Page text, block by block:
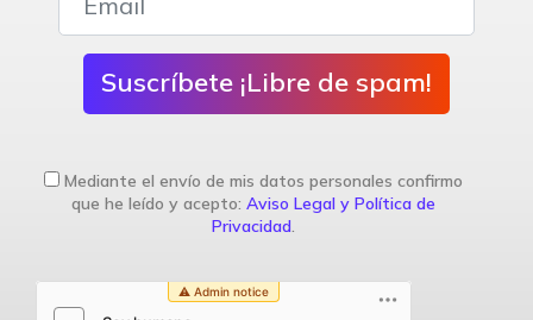
Suscríbete ¡Libre de spam!
Mediante el envío de mis datos personales confirmo
que he leído y acepto: Aviso Legal y Política de
Privacidad.